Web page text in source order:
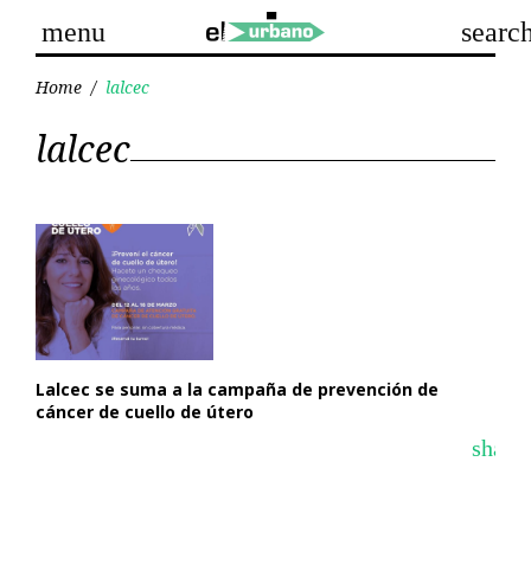
content
menu
Home / lalcec
lalcec
lalcec
Lalcec se suma a la campaña de prevención de
cáncer de cuello de útero
share